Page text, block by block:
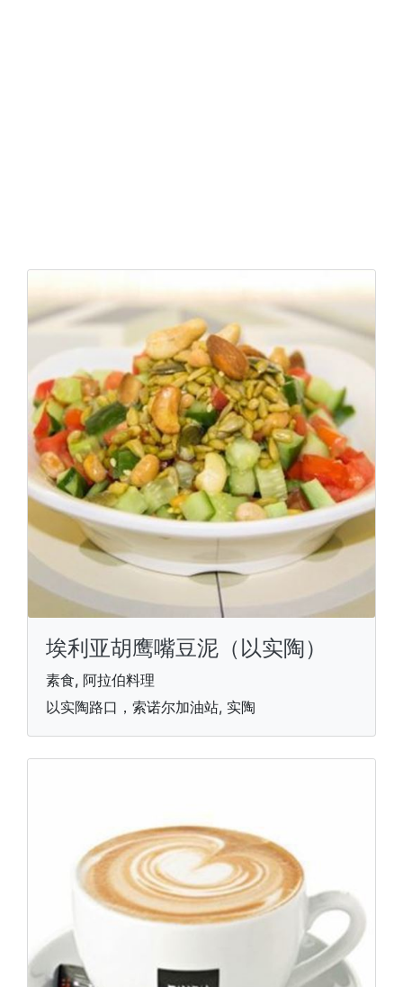
埃利亚胡鹰嘴豆泥（以实陶）
素食, 阿拉伯料理
以实陶路口，索诺尔加油站, 实陶